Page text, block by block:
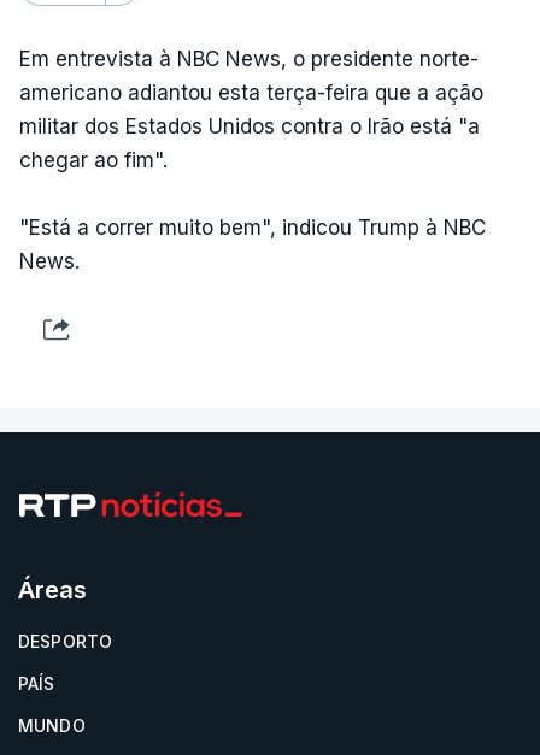
Em entrevista à NBC News, o presidente norte-
americano adiantou esta terça-feira que a ação
militar dos Estados Unidos contra o Irão está "a
chegar ao fim".
"Está a correr muito bem", indicou Trump à NBC
News.
Áreas
DESPORTO
PAÍS
MUNDO